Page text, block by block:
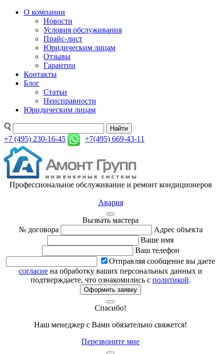
О компании
Новости
Условия обслуживания
Прайс-лист
Юридическим лицам
Отзывы
Гарантии
Контакты
Блог
Статьи
Неисправности
Юридическим лицам
Найти
+7 (495) 230-16-45 +7(495) 669-43-11
Профессиональное обслуживание и ремонт кондиционеров
Авария
Вызвать мастера
№ договора
Адрес объекта
Ваше имя
Ваш телефон
Отправляя сообщение вы даете
согласие на обработку ваших персональных данных и
подтверждаете, что ознакомились с политикой.
Оформить заявку
Спасибо!
Наш менеджер с Вами обязательно свяжется!
Перезвоните мне